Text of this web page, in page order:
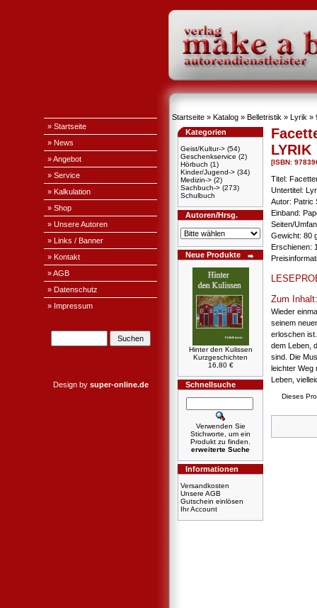
» Startseite
» News
» Angebot
» Service
» Kalkulation
» Shop
» Unsere Autoren
» Links / Banner
» Kontakt
» AGB
» Datenschutz
» Impressum
Design by super-online.de
Startseite » Katalog » Belletristik » Lyrik »
Kategorien
Geist/Kultur-> (54)
Geschenkservice (2)
Hörbuch (1)
Kinder/Jugend-> (34)
Medizin-> (2)
Sachbuch-> (273)
Schulbuch
Autoren/Hrsg.
Neue Produkte
Hinter den Kulissen
Kurzgeschichten
16,80 €
Schnellsuche
Verwenden Sie
Stichworte, um ein
Produkt zu finden.
erweiterte Suche
Informationen
Versandkosten
Unsere AGB
Gutschein einlösen
Ihr Account
LYRIK
[ISBN:
Titel:
Untertitel:
Autor: Patric
Einband:
Seiten/
Gewicht: 80
Erschienen:
Zum Inhalt:
Wieder
seinem
erloschen
dem Leben,
sind. Die
leichter Weg
Leben,
Dieses